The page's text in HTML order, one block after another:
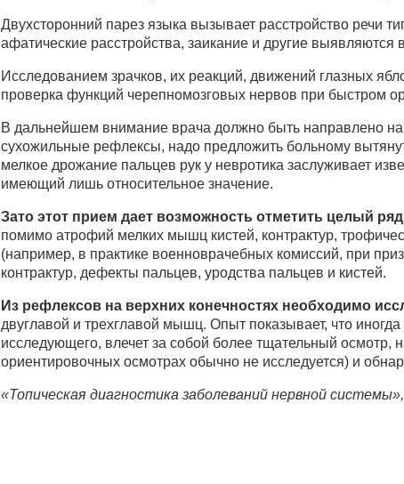
Двухсторонний парез языка вызывает расстройство речи
афатические расстройства, заикание и другие выявляются
Исследованием зрачков, их реакций, движений глазных
проверка функций черепномозговых нервов при быстром
В дальнейшем внимание врача должно быть направлено
сухожильные рефлексы, надо предложить больному
мелкое дрожание пальцев рук у невротика заслуживает
имеющий лишь относительное значение.
Зато этот прием дает возможность отметить целый
помимо атрофий мелких мышц кистей, контрактур,
(например, в практике военноврачебных комиссий, при
контрактур, дефекты пальцев, уродства пальцев и кистей.
Из рефлексов на верхних конечностях необходимо
двуглавой и трехглавой мышц. Опыт показывает, что
исследующего, влечет за собой более тщательный осмотр,
ориентировочных осмотрах обычно не исследуется) и
«Топическая диагностика заболеваний нервной